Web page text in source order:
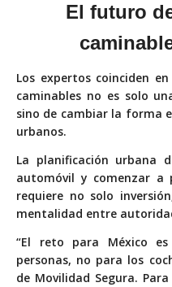
El futuro
Los expertos coinciden
caminables no es solo
sino de cambiar la forma
urbanos.
La planificación urbana
automóvil y comenzar a
requiere no solo
mentalidad entre
“El reto para México
personas, no para los
de Movilidad Segura.